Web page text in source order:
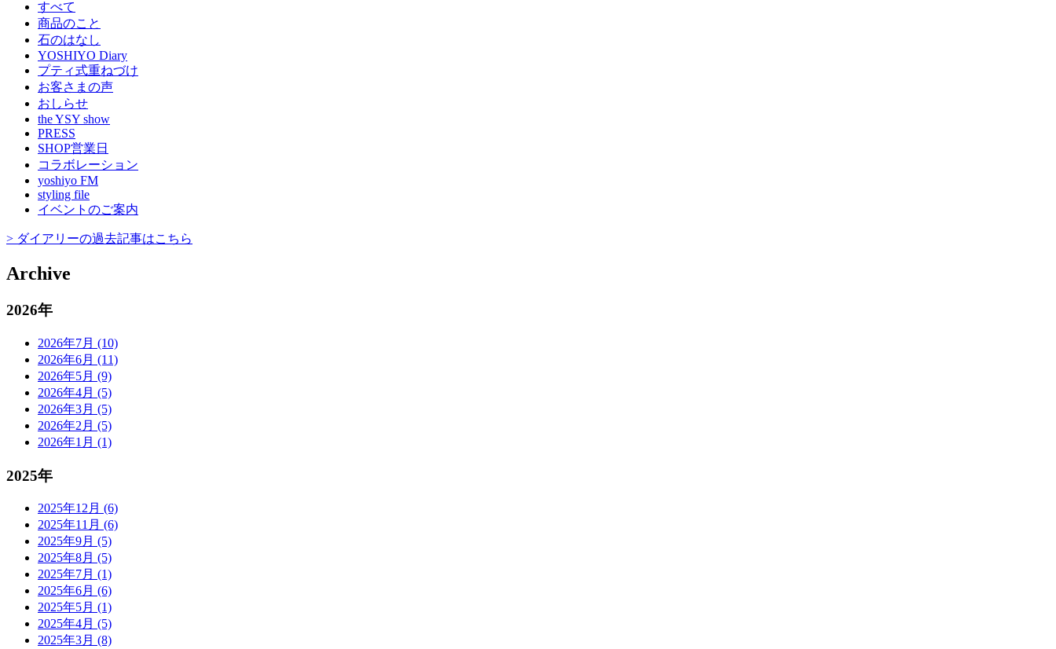
すべて
商品のこと
石のはなし
YOSHIYO Diary
プティ式重ねづけ
お客さまの声
おしらせ
the YSY show
PRESS
SHOP営業日
コラボレーション
yoshiyo FM
styling file
イベントのご案内
> ダイアリーの過去記事はこちら
Archive
2026年
2026年7月 (10)
2026年6月 (11)
2026年5月 (9)
2026年4月 (5)
2026年3月 (5)
2026年2月 (5)
2026年1月 (1)
2025年
2025年12月 (6)
2025年11月 (6)
2025年9月 (5)
2025年8月 (5)
2025年7月 (1)
2025年6月 (6)
2025年5月 (1)
2025年4月 (5)
2025年3月 (8)